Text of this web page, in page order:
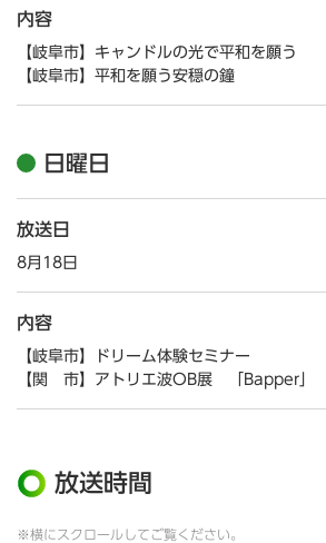
内容
【岐阜市】キャンドルの光で平和を願う
【岐阜市】平和を願う安穏の鐘
日曜日
放送日
8月18日
内容
【岐阜市】ドリーム体験セミナー
【関 市】アトリエ波OB展 「Bapper」
放送時間
※横にスクロールしてご覧ください。